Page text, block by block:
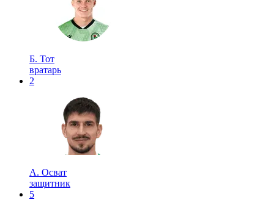
Б. Тот
вратарь
2
А. Осват
защитник
5